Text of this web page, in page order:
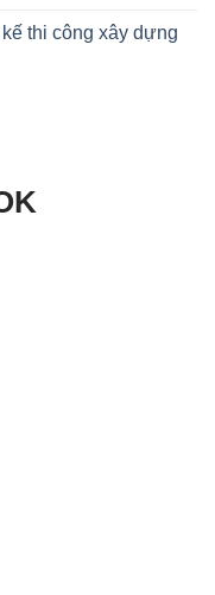
thi công xây dựng